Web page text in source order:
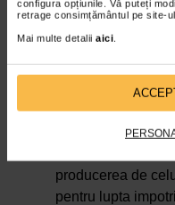
configura opțiunile. Vă puteți
retrage consimțământul pe site-
Mai multe detalii aici
partile corpului,
Implicat in
metabolismul
proteinelor
exercitii intense
Sustinerea
inclusiv arginina,
producerea de
pentru lupta